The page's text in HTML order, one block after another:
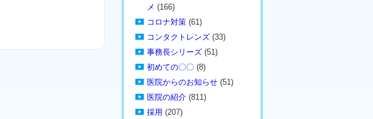
メ (166)
コロナ対策 (61)
コンタクトレンズ (33)
事務長シリーズ (51)
初めての〇〇 (8)
医院からのお知らせ (51)
医院の紹介 (811)
採用 (207)